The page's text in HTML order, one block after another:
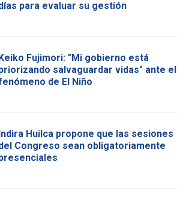
para evaluar su gestión
Fujimori: "Mi gobierno está
salvaguardar vidas" ante el
de El Niño
Huilca propone que las sesiones
Congreso sean obligatoriamente